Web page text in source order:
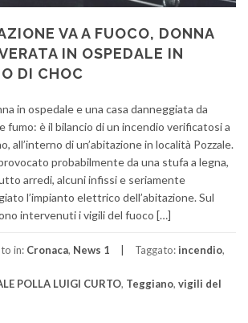
VA A FUOCO, DONNA
IN OSPEDALE IN
DI CHOC
in ospedale e una casa danneggiata da
fumo: è il bilancio di un incendio verificatosi a
all’interno di un’abitazione in località Pozzale.
probabilmente da una stufa a legna,
arredi, alcuni infissi e seriamente
l’impianto elettrico dell’abitazione. Sul
intervenuti i vigili del fuoco […]
in: Cronaca, News 1 Taggato: incendio,
POLLA LUIGI CURTO, Teggiano, vigili del